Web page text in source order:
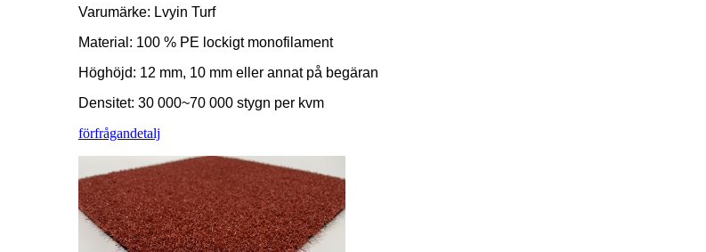
Varumärke: Lvyin Turf
Material: 100 % PE lockigt monofilament
Höghöjd: 12 mm, 10 mm eller annat på begäran
Densitet: 30 000~70 000 stygn per kvm
förfrågandetalj